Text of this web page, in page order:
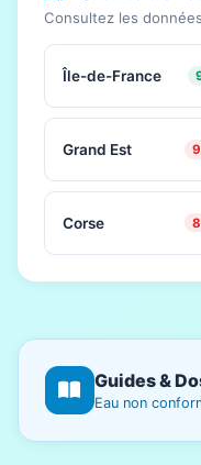
Consultez les
Île-de-France
Grand Est
Corse
Guides &
Eau non